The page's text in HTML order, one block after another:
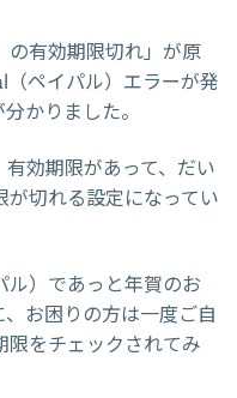
有効期限切れ」が原
ペイパル）エラーが発
かりました。
効期限があって、だい
切れる設定になってい
）であっと年賀のお
お困りの方は一度ご自
をチェックされてみ